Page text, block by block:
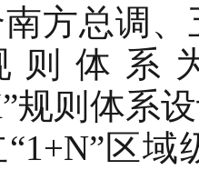
方总调
则体
规则体系
区